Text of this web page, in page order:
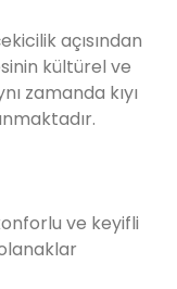
açısından
kültürel ve
zamanda kıyı
ve keyifli